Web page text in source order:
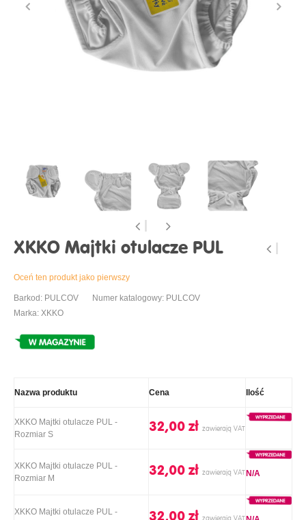
XKKO Majtki otulacze PUL
Oceń ten produkt jako pierwszy
Barkod: PULCOV
Numer katalogowy: PULCOV
Marka: XKKO
Nazwa produktu Cena Ilość
XKKO Majtki otulacze PUL -
Rozmiar S
32,00 ‎zł
XKKO Majtki otulacze PUL -
Rozmiar M
32,00 ‎zł N/A
XKKO Majtki otulacze PUL -
32,00 ‎zł